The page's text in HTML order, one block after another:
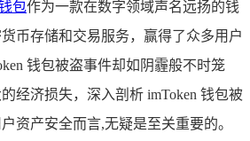
包作为一款在数字领域声名远扬的钱
币存储和交易服务，赢得了众多用户
钱包被盗事件却如阴霾般不时笼
经济损失，深入剖析 imToken 钱包被
资产安全而言,无疑是至关重要的。